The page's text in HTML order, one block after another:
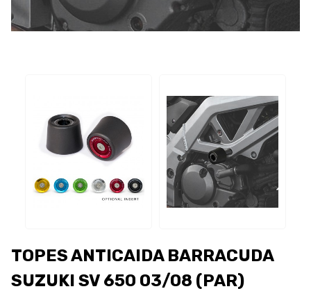
TOPES ANTICAIDA BARRACUDA
SUZUKI SV 650 03/08 (PAR)